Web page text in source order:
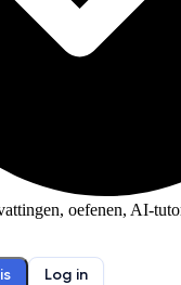
oefenen, AI-
Log in